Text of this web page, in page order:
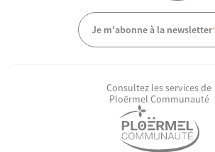
Je m'abonne à la newsletter
Consultez les services de
Ploërmel Communauté